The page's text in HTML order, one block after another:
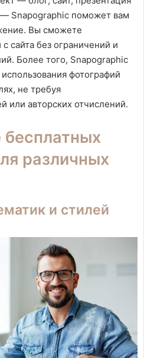
Snapographic поможет вам
Вы сможете
сайта без ограничений и
Более того, Snapographic
фотографий
не требуя
или авторских отчислений.
бесплатных
различных
и стилей